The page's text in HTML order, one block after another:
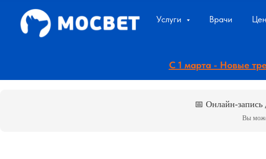
Услуги Врачи
С 1 марта - Новые
📅 Онлайн-запись
Вы